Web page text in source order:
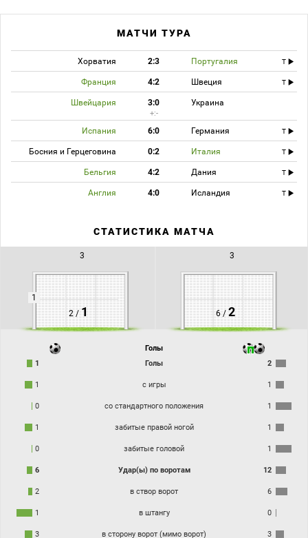
МАТЧИ ТУРА
Хорватия 2:3 Португалия T
Франция 4:2 Швеция T
Швейцария 3:0 Украина
+:-
Испания 6:0 Германия T
Босния и Герцеговина 0:2 Италия T
Бельгия 4:2 Дания T
Англия 4:0 Исландия T
СТАТИСТИКА МАТЧА
3
1
2 / 1
3
6 /2
Голы
1
Голы 2
1 с игры 1
0 со стандартного положения 1
1 забитые правой ногой 1
0 забитые головой 1
6 Удар(ы) по воротам 12
2 в створ ворот 6
1 в штангу 0
3 в сторону ворот (мимо ворот) 3